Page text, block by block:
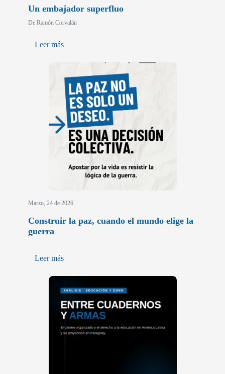
Un embajador superfluo
De Ramón Corvalán
Leer más
Marzo, 24 de 2026
Construir la paz, cuando el mundo elige la
guerra
Leer más